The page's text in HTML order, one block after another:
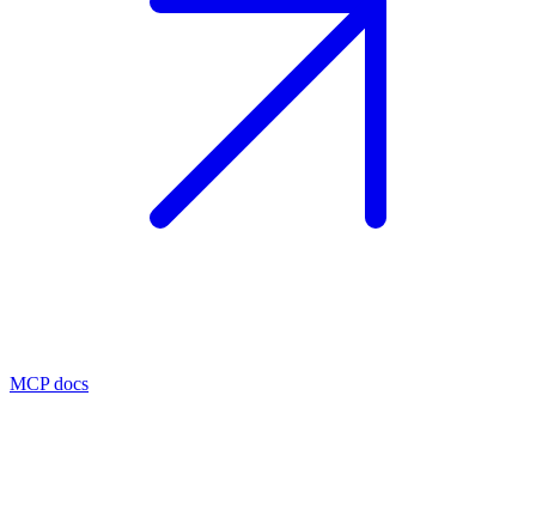
MCP docs